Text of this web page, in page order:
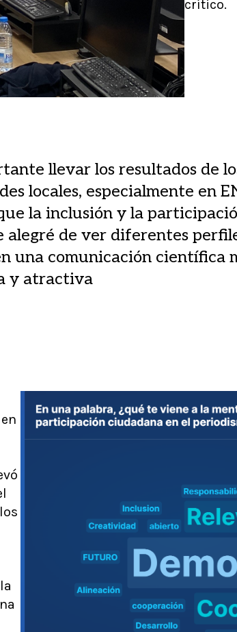
crítico.
llevar los resultados de
locales, especialmente en
la inclusión y la
alegré de ver diferentes
una comunicación científica
y atractiva